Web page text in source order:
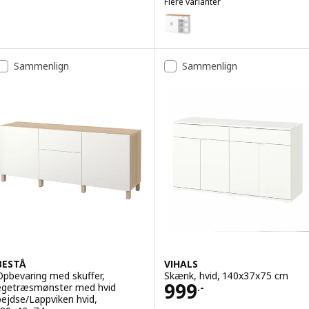
SKRUVBY
Mulighed: SKRUVBY, Skænk,
Sammenlign
med skuffer,
med hvid
Lappviken hvid,
Sammenlign
VIHALS
Skænk, hvid, 140x37x75 cm
999.-
Pris 999.-